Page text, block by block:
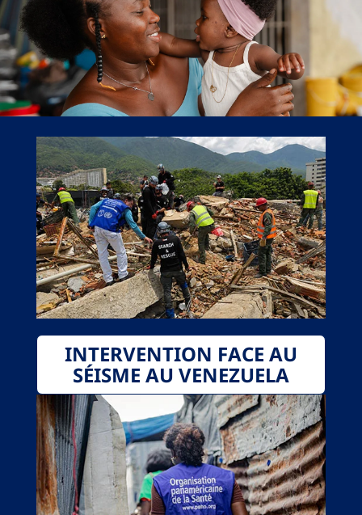
INTERVENTION FACE AU
SÉISME AU VENEZUELA